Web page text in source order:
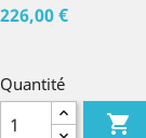
226,00 €
Quantité
